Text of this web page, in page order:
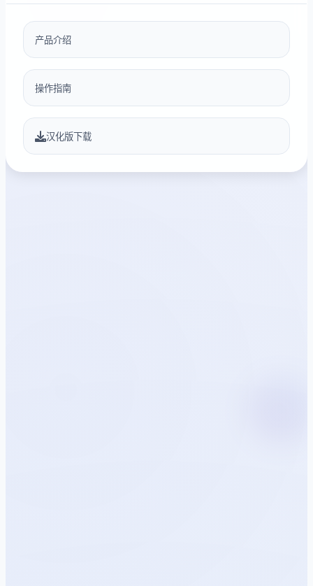
产品介绍
操作指南
汉化版下载